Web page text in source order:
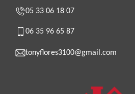
05 33 06 18 07
06 35 96 65 87
tonyflores3100@gmail.com